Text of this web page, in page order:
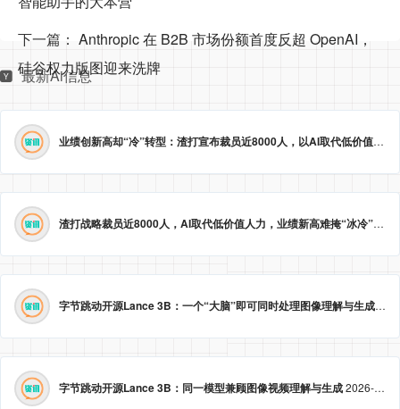
下一篇： Anthropic 在 B2B 市场份额首度反超 OpenAI，
硅谷权力版图迎来洗牌
最新Ai信息
业绩创新高却“冷”转型：渣打宣布裁员近8000人，以AI取代低价值岗位
渣打战略裁员近8000人，AI取代低价值人力，业绩新高难掩“冰冷”转型。
字节跳动开源Lance 3B：一个“大脑”即可同时处理图像理解与生成
字节跳动开源Lance 3B：同一模型兼顾图像视频理解与生成2026-05-23 09:09:20